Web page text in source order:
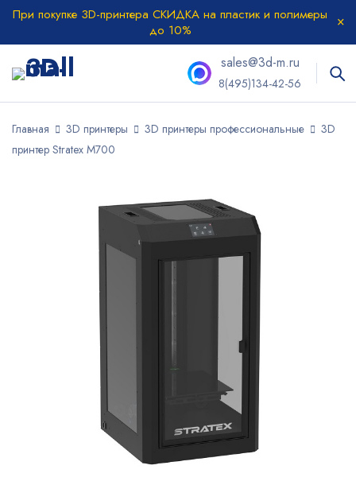
При покупке 3D-принтера СКИДКА на пластик и полимеры
до 10%
sales@3d-m.ru
8(495)134-42-56
Главная 3D принтеры 3D принтеры профессиональные
3D
принтер Stratex M700